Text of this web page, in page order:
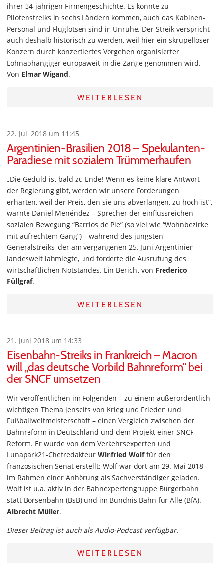
ihrer 34-jährigen Firmengeschichte. Es könnte zu
Pilotenstreiks in sechs Ländern kommen, auch das Kabinen-
Personal und Fluglotsen sind in Unruhe. Der Streik verspricht
auch deshalb historisch zu werden, weil hier ein skrupelloser
Konzern durch konzertiertes Vorgehen organisierter
Lohnabhängiger europaweit in die Zange genommen wird.
Von Elmar Wigand.
WEITERLESEN
22. Juli 2018 um 11:45
Argentinien-Brasilien 2018 – Spekulanten-
Paradiese mit sozialem Trümmerhaufen
„Die Geduld ist bald zu Ende! Wenn es keine klare Antwort
der Regierung gibt, werden wir unsere Forderungen
erhärten, weil der Preis, den sie uns abverlangen, zu hoch ist”,
warnte Daniel Menéndez – Sprecher der einflussreichen
sozialen Bewegung “Barrios de Pie” (so viel wie “Wohnbezirke
mit aufrechtem Gang”) – während des jüngsten
Generalstreiks, der am vergangenen 25. Juni Argentinien
landesweit lahmlegte, und forderte die Ausrufung des
wirtschaftlichen Notstandes. Ein Bericht von Frederico
Füllgraf.
WEITERLESEN
21. Juni 2018 um 14:33
Eisenbahn-Streiks in Frankreich – Macron
will „das deutsche Vorbild Bahnreform“ bei
der SNCF umsetzen
Wir veröffentlichen im Folgenden – zu einem außerordentlich
wichtigen Thema jenseits von Krieg und Frieden und
Fußballweltmeisterschaft – einen Vergleich zwischen der
Bahnreform in Deutschland und dem Projekt einer SNCF-
Reform. Er wurde von dem Verkehrsexperten und
Lunapark21-Chefredakteur Winfried Wolffür den
französischen Senat erstellt; Wolf war dort am 29. Mai 2018
im Rahmen einer Anhörung als Sachverständiger geladen.
Wolf ist u.a. aktiv in der Bahnexpertengruppe Bürgerbahn
statt Börsenbahn (BsB) und im Bündnis Bahn für Alle (BfA).
Albrecht Müller.
Dieser Beitrag ist auch als Audio-Podcast verfügbar.
WEITERLESEN